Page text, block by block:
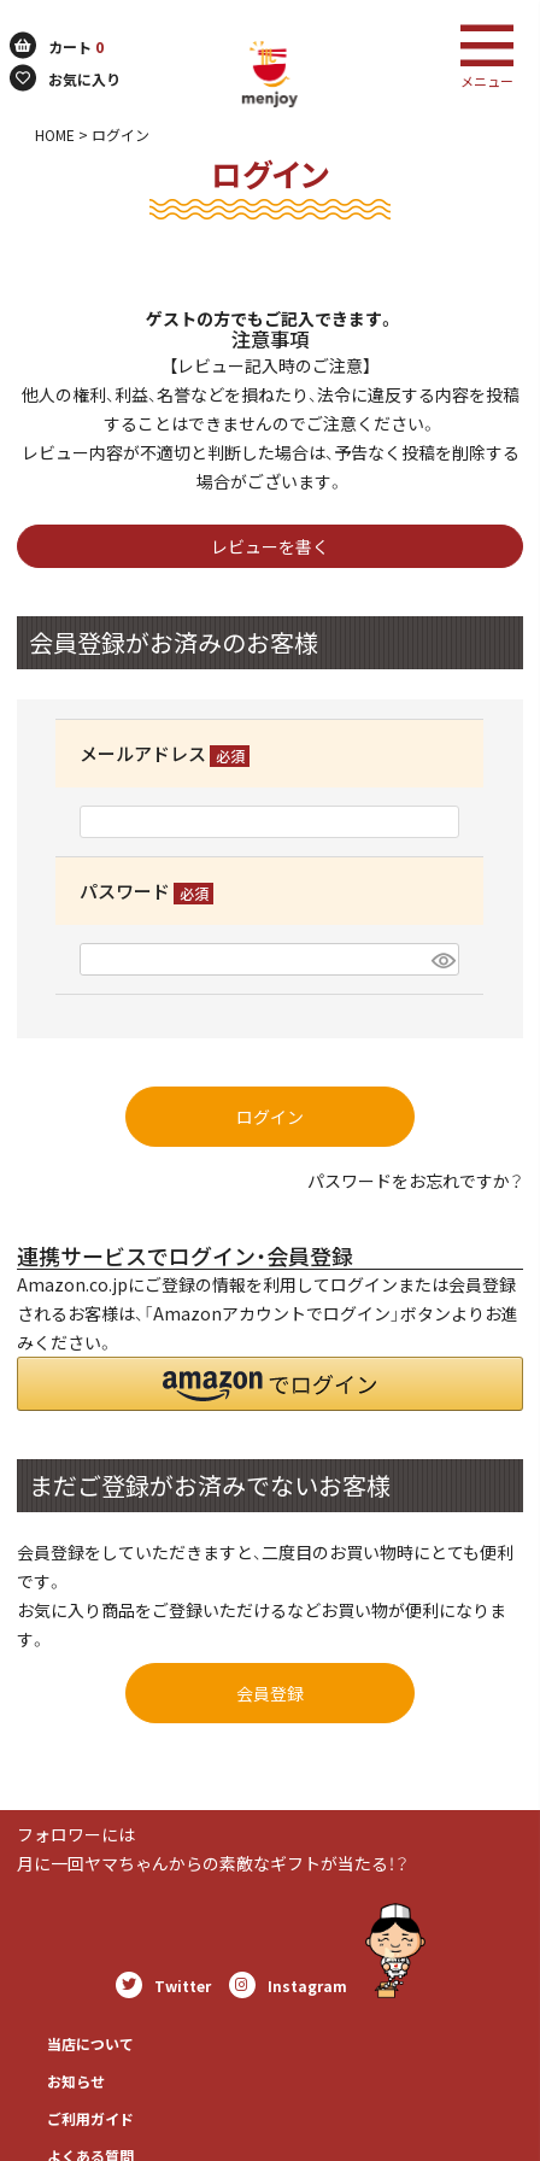
カート 0
お気に入り
メニュー
HOME ログイン
ログイン
ゲストの方でもご記入できます。
注意事項
【レビュー記入時のご注意】
他人の権利、利益、名誉などを損ねたり、法令に違反する内容を投稿
することはできませんのでご注意ください。
レビュー内容が不適切と判断した場合は、予告なく投稿を削除する
場合がございます。
レビューを書く
会員登録がお済みのお客様
メールアドレス
須)
パスワード
須)
ログイン
パスワードをお忘れですか？
連携サービスでログイン・会員登録
Amazon.co.jpにご登録の情報を利用してログインまたは会員登録
されるお客様は、「Amazonアカウントでログイン」ボタンよりお進
みください。
まだご登録がお済みでないお客様
会員登録をしていただきますと、二度目のお買い物時にとても便利
です。
お気に入り商品をご登録いただけるなどお買い物が便利になりま
す。
会員登録
フォロワーには
月に一回ヤマちゃんからの素敵なギフトが当たる！？
Twitter Instagram
当店について
お知らせ
ご利用ガイド
よくある質問